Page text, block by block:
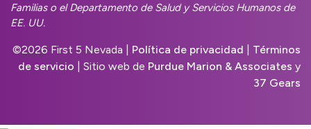
Familias o el Departamento de Salud y Servicios Humanos de
EE. UU.
©2026 First 5 Nevada | Política de privacidad
Términos
de servicio | Sitio web de Purdue Marion & Associates y
37 Gears